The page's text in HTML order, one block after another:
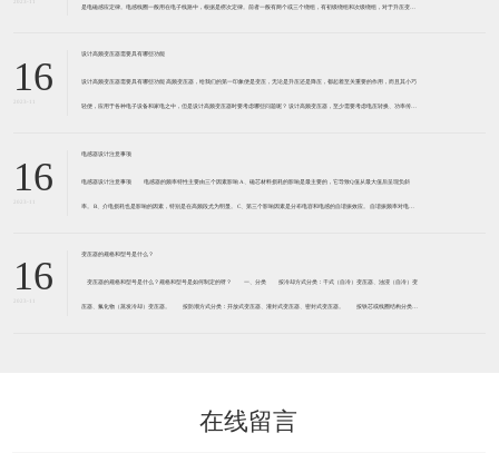
是电磁感应定律。电感线圈一般用在电子线路中，根据是楞次定律。前者一般有两个或三个绕组，有初级绕组和次级绕组，对于升压变压
16
设计高频变压器需要具有哪些功能
设计高频变压器需要具有哪些功能 高频变压器，给我们的第一印象便是变压，无论是升压还是降压，都起着至关重要的作用，而且其小巧
轻便，应用于各种电子设备和家电之中，但是设计高频变压器时要考虑哪些问题呢？ 设计高频变压器，至少需要考虑电压转换、功率传输
16
电感器设计注意事项
电感器设计注意事项 电感器的频率特性主要由三个因素影响 A、磁芯材料损耗的影响是最主要的，它导致Q值从最大值后呈现负斜
率。 B、介电损耗也是影响的因素，特别是在高频段尤为明显。 C、第三个影响因素是分布电容和电感的自谐振效应。 自谐振频率对电感
16
变压器的规格和型号是什么？
变压器的规格和型号是什么？规格和型号是如何制定的呀？ 一、分类 按冷却方式分类：干式（自冷）变压器、油浸（自冷）变
压器、氟化物（蒸发冷却）变压器。 按防潮方式分类：开放式变压器、灌封式变压器、密封式变压器。 按铁芯或线圈结构分类：
在线留言